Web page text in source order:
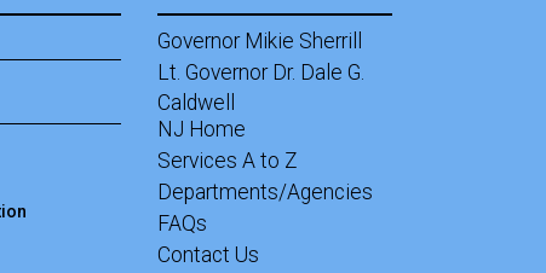
Governor Mikie Sherrill
Lt. Governor Dr. Dale G.
Caldwell
NJ Home
Services A to Z
Departments/Agencies
FAQs
Contact Us